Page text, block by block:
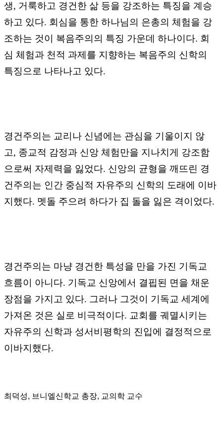
생, 거룩하고 경건한 삶 등을 강조하는 특징을 계승
하고 있다. 회심을 통한 하나님의 은총의 체험을 강
조하는 것이 복음주의의 특징 가운데 하나이다. 회
심 체험과 천적 과제를 지향하는 복음주의 신학의
특징으로 나타나고 있다.
경건주의는 교리나 신념에는 관심을 기울이지 않
고, 종교적 감정과 신앙 체험만을 지나치게 강조함
으로써 자제력을 잃었다. 신앙의 균형을 깨뜨린 경
건주의는 인간 중심적 자유주의 신학의 도래에 이바
지했다. 멧돌 주으려 하다가 집 돌을 잃은 격이었다.
경건주의는 마냥 경건한 특성을 만을 가진 기독교
흐름이 아니다. 기독교 신앙에서 결핍된 면을 채운
장점을 가지고 있다. 그러나 그것이 기독교 세계에
가져온 것은 실로 비극적이다. 교회를 궤멸시키는
자유주의 신학과 성서비평학의 진입에 결정적으로
이바지했다.
최덕성, 브니엘신학교 총장, 교의학 교수